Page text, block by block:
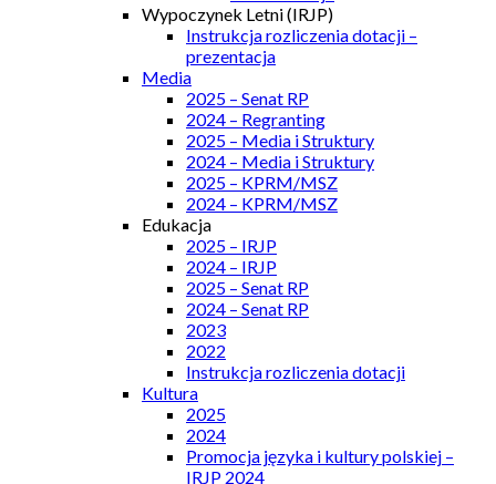
Wypoczynek Letni (IRJP)
Instrukcja rozliczenia dotacji –
prezentacja
Media
2025 – Senat RP
2024 – Regranting
2025 – Media i Struktury
2024 – Media i Struktury
2025 – KPRM/MSZ
2024 – KPRM/MSZ
Edukacja
2025 – IRJP
2024 – IRJP
2025 – Senat RP
2024 – Senat RP
2023
2022
Instrukcja rozliczenia dotacji
Kultura
2025
2024
Promocja języka i kultury polskiej –
IRJP 2024